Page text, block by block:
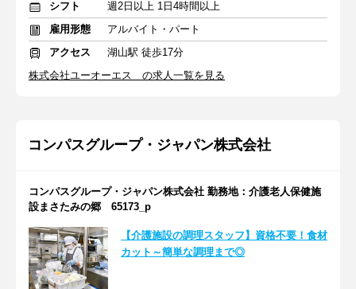
シフト
週2日以上 1日4時間以上
雇用形態
アルバイト・パート
アクセス
湖山駅 徒歩17分
株式会社ユーオーエス の求人一覧を見る
コンパスグループ・ジャパン株式会社
コンパスグループ・ジャパン株式会社 勤務地：介護老人保健施
設まさたみの郷 65173_p
【介護施設の調理スタッフ】資格不要！食材
カット～簡単な調理まで◎